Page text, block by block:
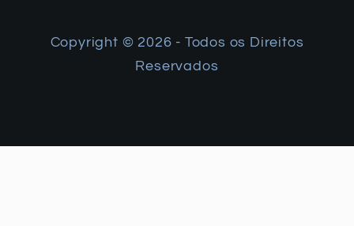
Copyright ©️ 2026 - Todos os Direitos
Reservados